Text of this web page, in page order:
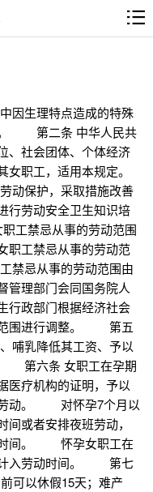
因生理特点造成的特殊
。 第二条 中华人民共
、社会团体、个体经济
职工，适用本规定。
动保护，采取措施改善
行劳动安全卫生知识培
禁忌从事的劳动范围
职工禁忌从事的劳动范
忌从事的劳动范围由
管理部门会同国务院人
行政部门根据经济社会
范围进行调整。 第五
哺乳降低其工资、予以
第六条 女职工在孕期
医疗机构的证明，予以
劳动。 对怀孕7个月以
间或者安排夜班劳动，
时间。 怀孕女职工在
计入劳动时间。 第七
可以休假15天；难产